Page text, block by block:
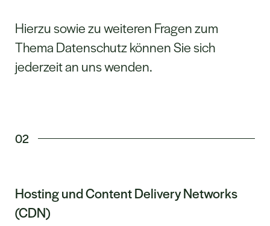
Hierzu sowie zu weiteren Fragen zum
Thema Datenschutz können Sie sich
jederzeit an uns wenden.
02
Hosting und Content Delivery Networks
(CDN)